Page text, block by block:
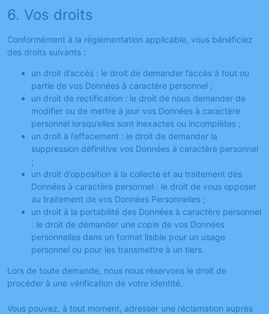
6. Vos droits
Conformément à la règlementation applicable, vous bénéficiez
des droits suivants :
un droit d’accès : le droit de demander l’accès à tout ou
partie de vos Données à caractère personnel ;
un droit de rectification : le droit de nous demander de
modifier ou de mettre à jour vos Données à caractère
personnel lorsqu’elles sont inexactes ou incomplètes ;
un droit à l’effacement : le droit de demander la
suppression définitive vos Données à caractère personnel
;
un droit d’opposition à la collecte et au traitement des
Données à caractère personnel : le droit de vous opposer
au traitement de vos Données Personnelles ;
un droit à la portabilité des Données à caractère personnel
: le droit de demander une copie de vos Données
personnelles dans un format lisible pour un usage
personnel ou pour les transmettre à un tiers.
Lors de toute demande, nous nous réservons le droit de
procéder à une vérification de votre identité.
Vous pouvez, à tout moment, adresser une réclamation auprès